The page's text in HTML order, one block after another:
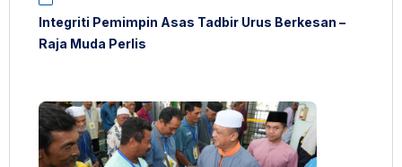
Integriti Pemimpin Asas Tadbir Urus Berkesan –
Raja Muda Perlis